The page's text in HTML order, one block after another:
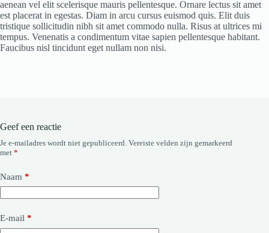
aenean vel elit scelerisque mauris pellentesque. Ornare lectus sit amet
est placerat in egestas. Diam in arcu cursus euismod quis. Elit duis
tristique sollicitudin nibh sit amet commodo nulla. Risus at ultrices mi
tempus. Venenatis a condimentum vitae sapien pellentesque habitant.
Faucibus nisl tincidunt eget nullam non nisi.
Geef een reactie
Je e-mailadres wordt niet gepubliceerd. Vereiste velden zijn gemarkeerd
met *
Naam *
E-mail *